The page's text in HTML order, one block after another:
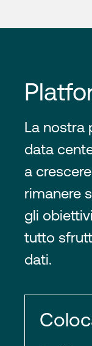
La nostra
data
a
rimanere
gli
tutto
dati.